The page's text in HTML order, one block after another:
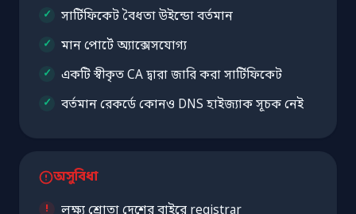
সার্টিফিকেট বৈধতা উইন্ডো বর্তমান
মান পোর্টে অ্যাক্সেসযোগ্য
একটি স্বীকৃত CA দ্বারা জারি করা সার্টিফিকেট
বর্তমান রেকর্ডে কোনও DNS হাইজ্যাক সূচক নেই
অসুবিধা
লক্ষ্য শ্রোতা দেশের বাইরে registrar